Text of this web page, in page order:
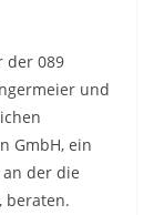
der 089
und
GmbH, ein
der die
beraten.